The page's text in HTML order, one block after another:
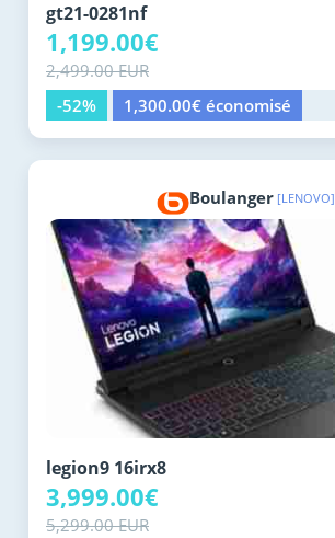
gt21-0281nf
1,199.00€
2,499.00 EUR
-52%
1,300.00€ économisé
Boulanger [LENOVO]
legion9 16irx8
3,999.00€
5,299.00 EUR